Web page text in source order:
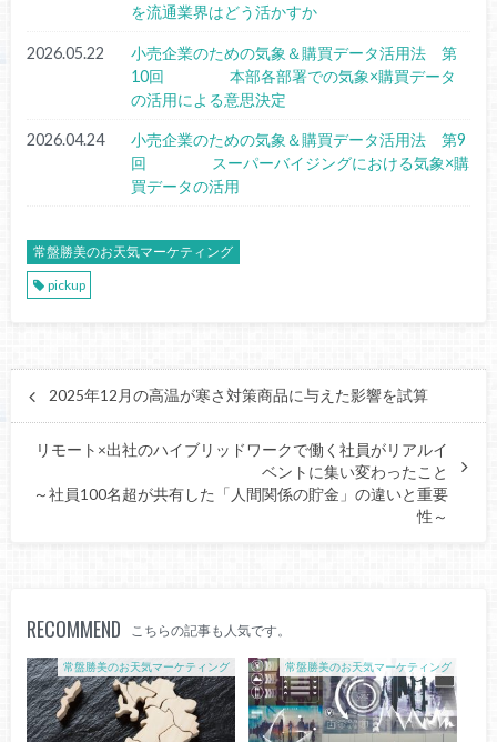
を流通業界はどう活かすか
2026.05.22
小売企業のための気象＆購買データ活用法 第
10回 本部各部署での気象×購買データ
の活用による意思決定
2026.04.24
小売企業のための気象＆購買データ活用法 第9
回 スーパーバイジングにおける気象×購
買データの活用
常盤勝美のお天気マーケティング
pickup
2025年12月の高温が寒さ対策商品に与えた影響を試算
リモート×出社のハイブリッドワークで働く社員がリアルイ
ベントに集い変わったこと
～社員100名超が共有した「人間関係の貯金」の違いと重要
性～
RECOMMEND こちらの記事も人気です。
常盤勝美のお天気マーケティング 常盤勝美のお天気マーケティング